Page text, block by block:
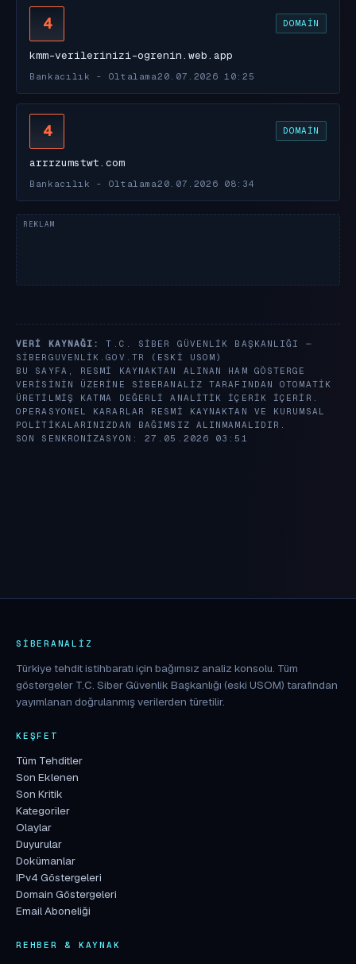
4 DOMAIN
kmm-verilerinizi-ogrenin.web.app
Bankacılık - Oltalama20.07.2026 10:25
4 DOMAIN
arrrzumstwt.com
Bankacılık - Oltalama20.07.2026 08:34
VERI KAYNAĞI:
T.C. SIBER GÜVENLIK BAŞKANLIĞI —
SIBERGUVENLIK.GOV.TR
(ESKI USOM)
BU SAYFA, RESMI KAYNAKTAN ALINAN HAM GÖSTERGE
VERISININ ÜZERINE SIBERANALIZ TARAFINDAN OTOMATIK
ÜRETILMIŞ KATMA DEĞERLI ANALITIK IÇERIK IÇERIR.
OPERASYONEL KARARLAR RESMI KAYNAKTAN VE KURUMSAL
POLITIKALARINIZDAN BAĞIMSIZ ALINMAMALIDIR.
SON SENKRONIZASYON: 27.05.2026 03:51
SIBERANALIZ
Türkiye tehdit istihbaratı için bağımsız analiz konsolu. Tüm
göstergeler T.C. Siber Güvenlik Başkanlığı (eski USOM) tarafından
yayımlanan doğrulanmış verilerden türetilir.
KEŞFET
Tüm Tehditler
Son Eklenen
Son Kritik
Kategoriler
Olaylar
Duyurular
Dokümanlar
IPv4 Göstergeleri
Domain Göstergeleri
Email Aboneliği
REHBER & KAYNAK